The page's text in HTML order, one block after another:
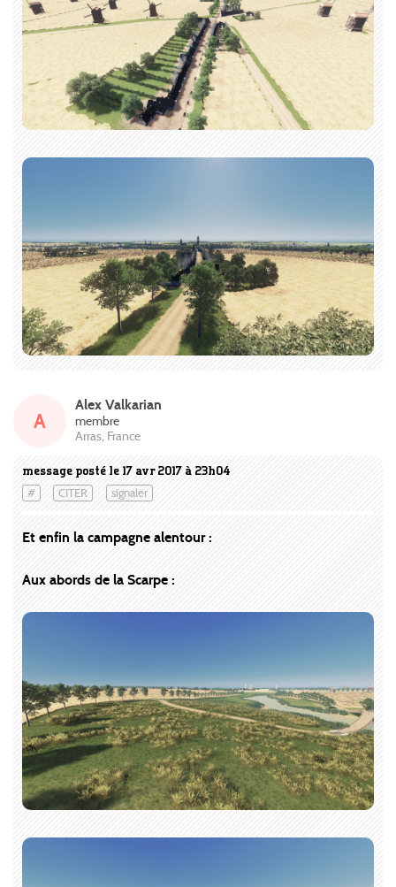
message posté le 17 avr 2017 à 23h04
# CITER signaler
A
Alex Valkarian
membre
Arras, France
Et enfin la campagne alentour :
Aux abords de la Scarpe :